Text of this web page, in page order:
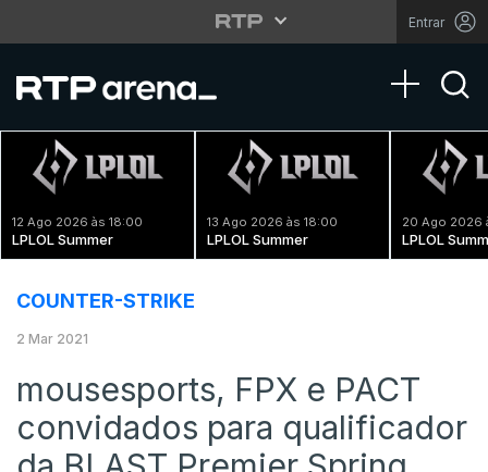
Entrar
Toggle
12 Ago 2026 às 18:00
LPLOL Summer
13 Ago 2026 às 18:00
LPLOL Summer
20 Ago 2026
LPLOL
COUNTER-STRIKE
2 Mar 2021
mousesports, FPX e PACT
convidados para qualificador